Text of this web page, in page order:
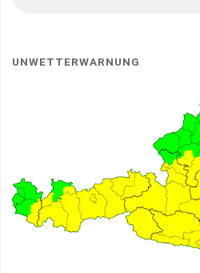
UNWETTERWARNUNG